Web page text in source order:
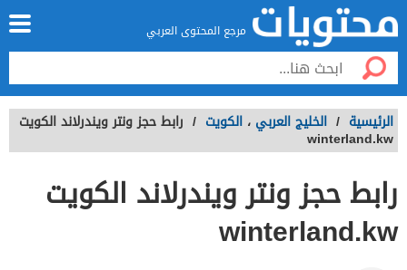
مرجع المحتوى العربي
الرئيسية / الخليج العربي ، الكويت / رابط حجز ونتر ويندرلاند الكويت
winterland.kw
رابط حجز ونتر ويندرلاند الكويت
winterland.kw